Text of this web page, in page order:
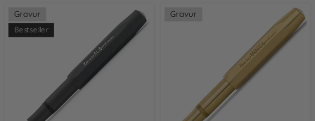
Gravur
Bestseller
Gravur